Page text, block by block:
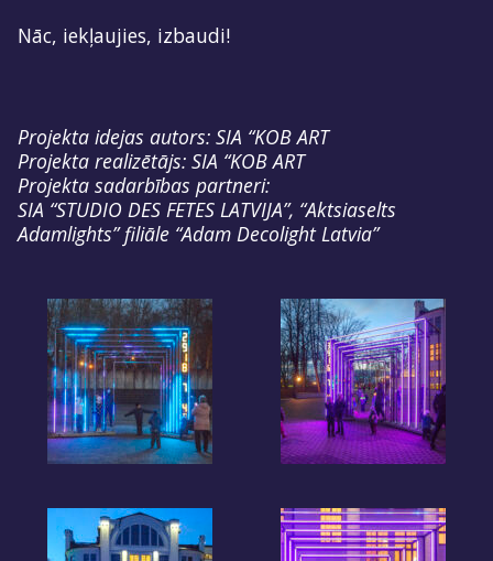
Nāc, iekļaujies, izbaudi!
Projekta idejas autors: SIA “KOB ART
Projekta realizētājs: SIA “KOB ART
Projekta sadarbības partneri:
SIA “STUDIO DES FETES LATVIJA”, “Aktsiaselts
Adamlights” filiāle “Adam Decolight Latvia”